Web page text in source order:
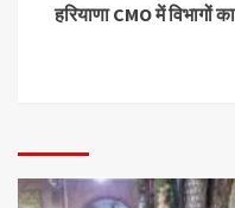
हरियाणा CMO में